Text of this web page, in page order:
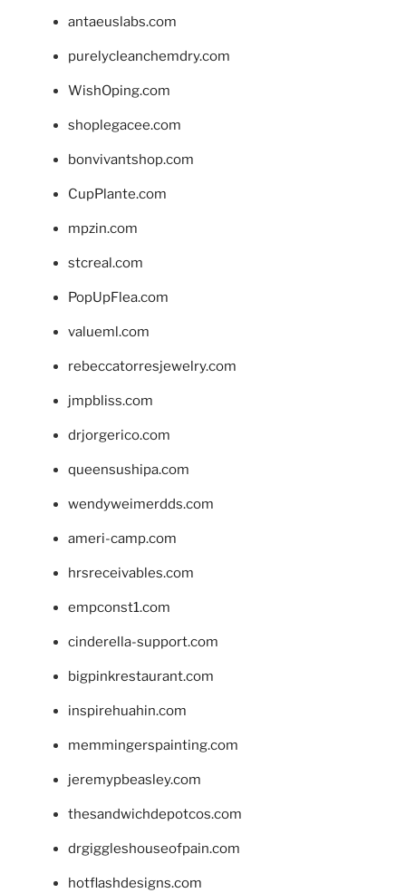
antaeuslabs.com
purelycleanchemdry.com
WishOping.com
shoplegacee.com
bonvivantshop.com
CupPlante.com
mpzin.com
stcreal.com
PopUpFlea.com
valueml.com
rebeccatorresjewelry.com
jmpbliss.com
drjorgerico.com
queensushipa.com
wendyweimerdds.com
ameri-camp.com
hrsreceivables.com
empconst1.com
cinderella-support.com
bigpinkrestaurant.com
inspirehuahin.com
memmingerspainting.com
jeremypbeasley.com
thesandwichdepotcos.com
drgiggleshouseofpain.com
hotflashdesigns.com